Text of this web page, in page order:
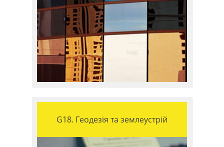
G18. Геодезія та землеустрій